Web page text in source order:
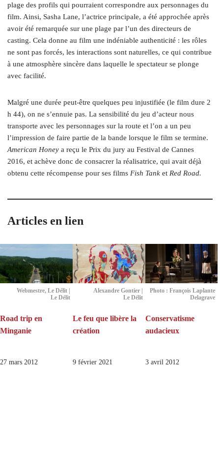
plage des profils qui pourraient correspondre aux personnages du
film. Ainsi, Sasha Lane, l’actrice principale, a été approchée après
avoir été remarquée sur une plage par l’un des directeurs de
casting. Cela donne au film une indéniable authenticité : les rôles
ne sont pas forcés, les interactions sont naturelles, ce qui contribue
à une atmosphère sincère dans laquelle le spectateur se plonge
avec facilité.
Malgré une durée peut-être quelques peu injustifiée (le film dure 2
h 44), on ne s’ennuie pas. La sensibilité du jeu d’acteur nous
transporte avec les personnages sur la route et l’on a un peu
l’impression de faire partie de la bande lorsque le film se termine.
American Honey a reçu le Prix du jury au Festival de Cannes
2016, et achève donc de consacrer la réalisatrice, qui avait déjà
obtenu cette récompense pour ses films Fish Tank et Red Road.
Articles en lien
Webmestre, Le Délit |
Le Délit
Road trip en
Minganie
27 mars 2012
Alexandre Gontier |
Le Délit
Le feu que libère la
création
9 février 2021
Photo : François Laplante
Delagrave
Conservatisme
audacieux
3 avril 2012